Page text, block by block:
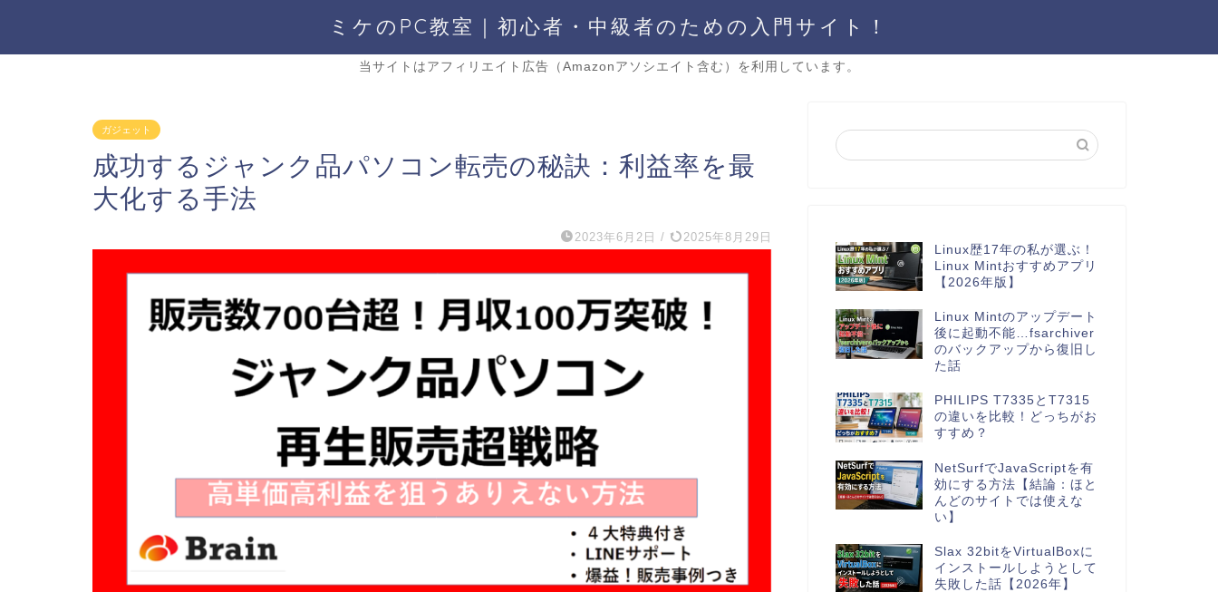
ミケのPC教室｜初心者・中級者のための入門サイト！
当サイトはアフィリエイト広告（Amazonアソシエイト含む）を利用しています。
ガジェット
成功するジャンク品パソコン転売の秘訣：利益率を最
大化する手法
2023年6月2日 / 2025年8月29日
Linux歴17年の私が選ぶ！
Linux Mintおすすめアプリ
【2026年版】
Linux Mintのアップデート
後に起動不能…fsarchiver
のバックアップから復旧し
た話
PHILIPS T7335とT7315
の違いを比較！どっちがお
すすめ？
NetSurfでJavaScriptを有
効にする方法【結論：ほと
んどのサイトでは使えな
い】
Slax 32bitをVirtualBoxに
インストールしようとして
失敗した話【2026年】